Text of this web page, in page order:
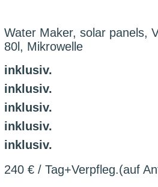
Water Maker, solar panels,
80l, Mikrowelle
inklusiv.
inklusiv.
inklusiv.
inklusiv.
inklusiv.
240 € / Tag+Verpfleg.(auf